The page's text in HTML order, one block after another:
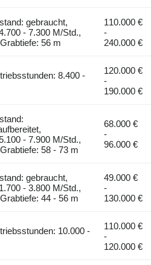
gebraucht,
- 7.300 M/Std.,
56 m
110.000 €
-
240.000 €
8.400 -
120.000 €
-
190.000 €
- 7.900 M/Std.,
58 - 73 m
68.000 €
-
96.000 €
gebraucht,
- 3.800 M/Std.,
44 - 56 m
49.000 €
-
130.000 €
10.000 -
110.000 €
-
120.000 €